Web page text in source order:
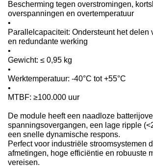
Bescherming tegen overstromingen,
overspanningen en overtemperatuur
•
Parallelcapaciteit: Ondersteunt het delen
en redundante werking
•
Gewicht: ≤ 0,95 kg
•
Werktemperatuur: -40°C tot +55°C
•
MTBF: ≥100.000 uur
De module heeft een naadloze
spanningsovergangen, een lage ripple
een snelle dynamische respons.
Perfect voor industriële stroomsystemen
afmetingen, hoge efficiëntie en robuuste
vereisen.